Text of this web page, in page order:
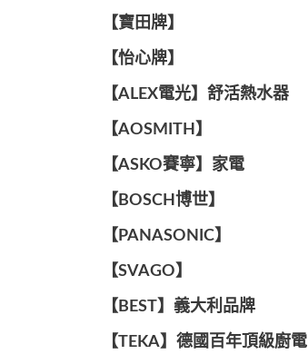
【寶田牌】
️【怡心牌】️
️️【ALEX電光】舒活熱水器️️
【AOSMITH】
【ASKO賽寧】家電
【BOSCH博世】
️【PANASONIC】️
️【SVAGO】️
️【BEST】️義大利品牌
️【TEKA】️德國百年頂級廚電